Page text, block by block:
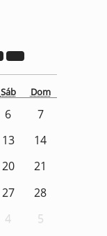
Sáb Dom
6
7
13
14
20
21
27
28
4 5